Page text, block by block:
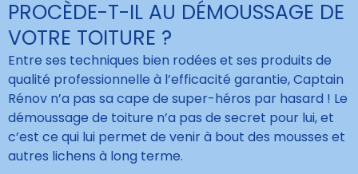
PROCÈDE-T-IL AU DÉMOUSSAGE DE
VOTRE TOITURE ?
Entre ses techniques bien rodées et ses produits de
qualité professionnelle à l’efficacité garantie, Captain
Rénov n’a pas sa cape de super-héros par hasard ! Le
démoussage de toiture n’a pas de secret pour lui, et
c’est ce qui lui permet de venir à bout des mousses et
autres lichens à long terme.